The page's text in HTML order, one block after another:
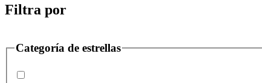
Filtra por
Categoría de estrellas